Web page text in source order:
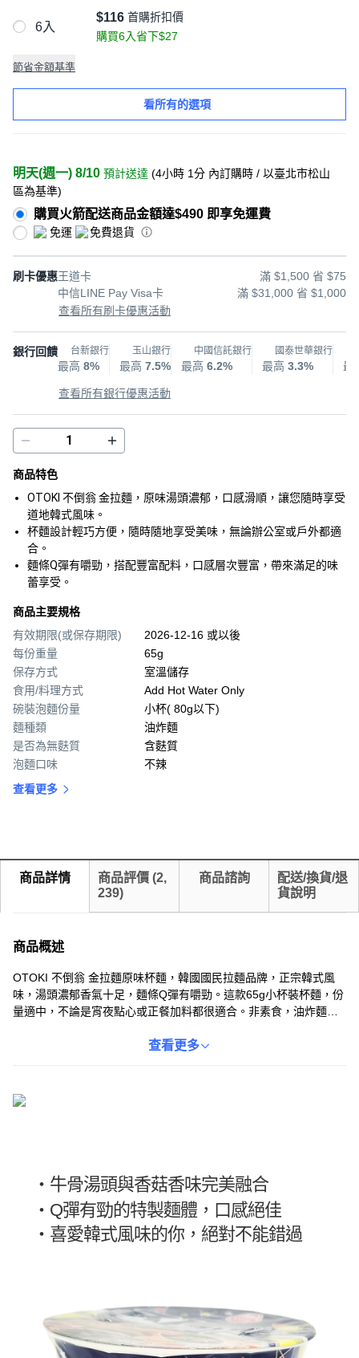
6入
$116 首購折扣價
購買6入省下$27
節省金額基準
看所有的選項
明天(週一) 8/10 預計送達 (4小時 1分 內訂購時 / 以臺北市松山
區為基準)
購買火箭配送商品金額達$490 即享免運費
免運 免費退貨
刷卡優惠王道卡
滿 $1,500 省 $75
中信LINE Pay Visa卡
滿 $31,000 省 $1,000
查看所有刷卡優惠活動
銀行回饋 台新銀行
最高 8%
玉山銀行
最高 7.5%
中國信託銀行
最高 6.2%
國泰世華銀行
最高 3.3% 最
查看所有銀行優惠活動
商品特色
OTOKI 不倒翁 金拉麵，原味湯頭濃郁，口感滑順，讓您隨時享受
道地韓式風味。
杯麵設計輕巧方便，隨時隨地享受美味，無論辦公室或戶外都適
合。
麵條Q彈有嚼勁，搭配豐富配料，口感層次豐富，帶來滿足的味
蕾享受。
商品主要規格
有效期限(或保存期限)
2026-12-16 或以後
每份重量
65g
保存方式
室溫儲存
食用/料理方式
Add Hot Water Only
碗裝泡麵份量
小杯( 80g以下)
麵種類
油炸麵
是否為無麩質
含麩質
泡麵口味
不辣
查看更多
商品詳情 商品評價 (2,
239)
商品諮詢
配送/換貨/退
貨說明
商品概述
OTOKI 不倒翁 金拉麵原味杯麵，韓國國民拉麵品牌，正宗韓式風
味，湯頭濃郁香氣十足，麵條Q彈有嚼勁。這款65g小杯裝杯麵，份
量適中，不論是宵夜點心或正餐加料都很適合。非素食，油炸麵
式，保存方便。快來體驗OTOKI 不倒翁 金拉麵原味杯麵的道地韓國
查看更多
・牛骨湯頭與香菇香味完美融合
・ Q彈有勁的特製麵體，口感絕佳
・ 喜愛韓式風味的你，絕對不能錯過